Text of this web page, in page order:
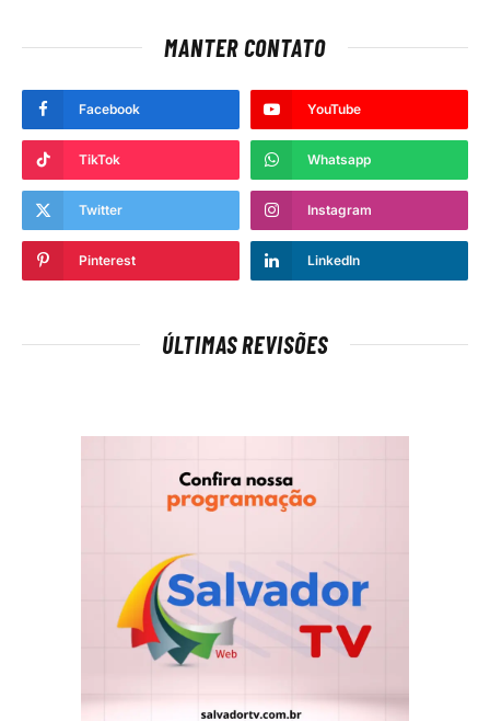
MANTER CONTATO
Facebook YouTube
TikTok Whatsapp
Twitter Instagram
Pinterest LinkedIn
ÚLTIMAS REVISÕES